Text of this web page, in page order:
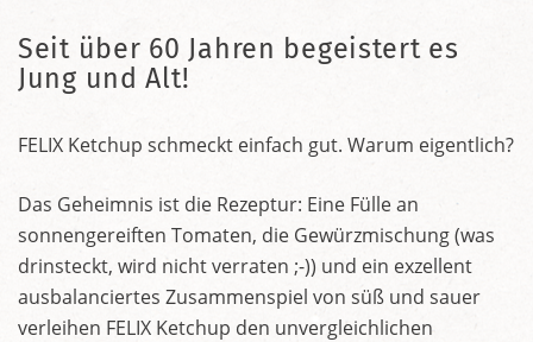
Seit über 60 Jahren begeistert es
Jung und Alt!
FELIX Ketchup schmeckt einfach gut. Warum eigentlich?
Das Geheimnis ist die Rezeptur: Eine Fülle an
sonnengereiften Tomaten, die Gewürzmischung (was
drinsteckt, wird nicht verraten ;-)) und ein exzellent
ausbalanciertes Zusammenspiel von süß und sauer
verleihen FELIX Ketchup den unvergleichlichen